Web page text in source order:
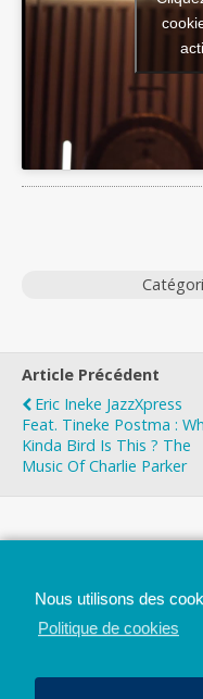
Article Précédent
Eric Ineke JazzXpress
Feat. Tineke Postma :
Kinda Bird Is This ? The
Music Of Charlie Parker
Nous utilisons des
Politique de cookies